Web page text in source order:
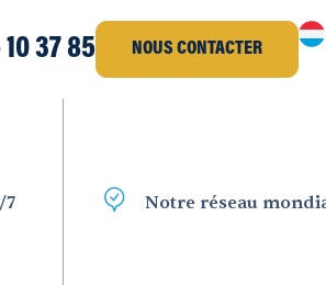
37 85 NOUS CONTACTER
7 Notre réseau